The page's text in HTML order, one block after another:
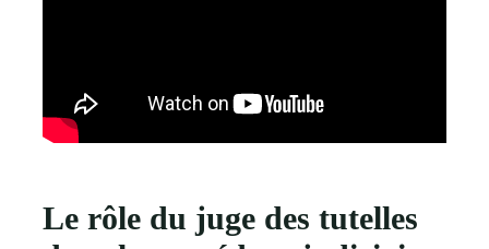
Le rôle du juge des tutelles